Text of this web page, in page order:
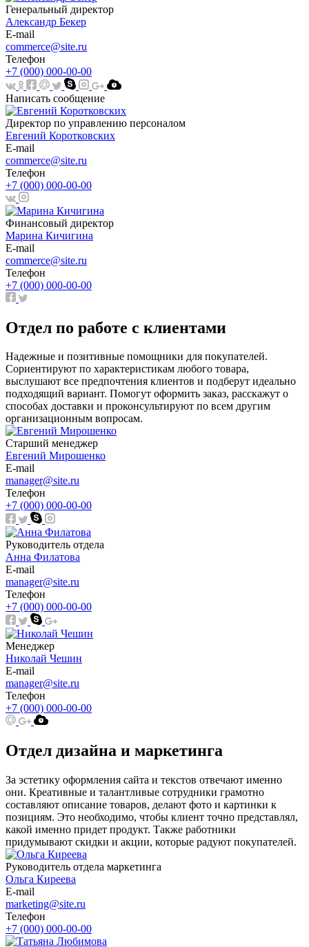
Генеральный директор
Александр Бекер
E-mail
commerce@site.ru
Телефон
+7 (000) 000-00-00
Написать сообщение
Директор по управлению персоналом
Евгений Коротковских
E-mail
commerce@site.ru
Телефон
+7 (000) 000-00-00
Финансовый директор
Марина Кичигина
E-mail
commerce@site.ru
Телефон
+7 (000) 000-00-00
Отдел по работе с клиентами
Надежные и позитивные помощники для покупателей.
Сориентируют по характеристикам любого товара,
выслушают все предпочтения клиентов и подберут идеально
подходящий вариант. Помогут оформить заказ, расскажут о
способах доставки и проконсультируют по всем другим
организационным вопросам.
Старший менеджер
Евгений Мирошенко
E-mail
manager@site.ru
Телефон
+7 (000) 000-00-00
Руководитель отдела
Анна Филатова
E-mail
manager@site.ru
Телефон
+7 (000) 000-00-00
Менеджер
Николай Чешин
E-mail
manager@site.ru
Телефон
+7 (000) 000-00-00
Отдел дизайна и маркетинга
За эстетику оформления сайта и текстов отвечают именно
они. Креативные и талантливые сотрудники грамотно
составляют описание товаров, делают фото и картинки к
позициям. Это необходимо, чтобы клиент точно представлял,
какой именно придет продукт. Также работники
придумывают скидки и акции, которые радуют покупателей.
Руководитель отдела маркетинга
Ольга Киреева
E-mail
marketing@site.ru
Телефон
+7 (000) 000-00-00